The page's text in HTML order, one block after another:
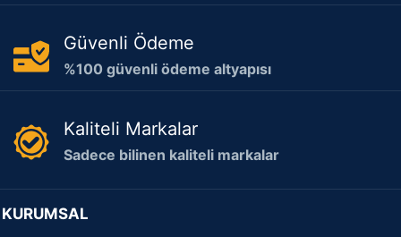
Güvenli Ödeme
%100 güvenli ödeme altyapısı
Kaliteli Markalar
Sadece bilinen kaliteli markalar
KURUMSAL